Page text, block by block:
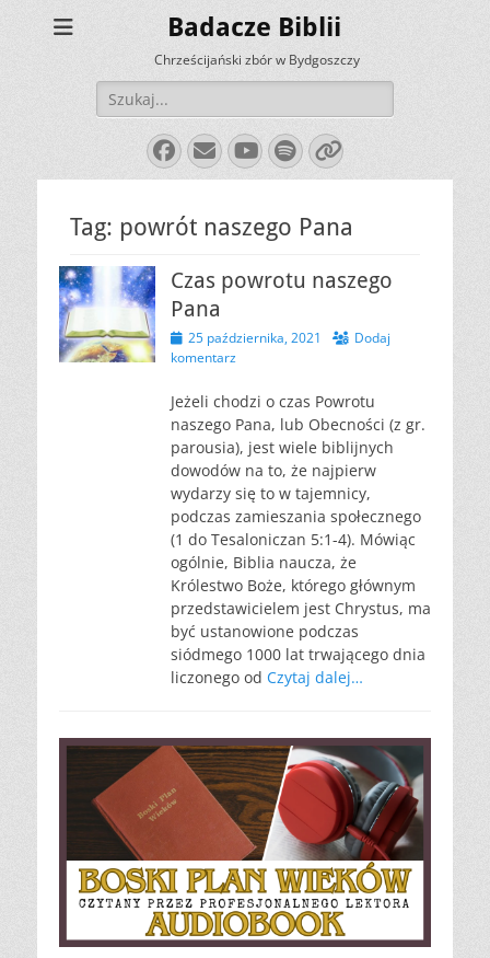
Badacze Biblii
Chrześcijański zbór w Bydgoszczy
Szukaj:
Facebook
E-
mail
YouTube
Spotify
Link
Tag: powrót naszego Pana
Czas powrotu naszego
Pana
Opublikowano
25 października, 2021
Dodaj
komentarz
Jeżeli chodzi o czas Powrotu
naszego Pana, lub Obecności (z gr.
parousia), jest wiele biblijnych
dowodów na to, że najpierw
wydarzy się to w tajemnicy,
podczas zamieszania społecznego
(1 do Tesaloniczan 5:1-4). Mówiąc
ogólnie, Biblia naucza, że
Królestwo Boże, którego głównym
przedstawicielem jest Chrystus, ma
być ustanowione podczas
siódmego 1000 lat trwającego dnia
liczonego od Czytaj dalej…